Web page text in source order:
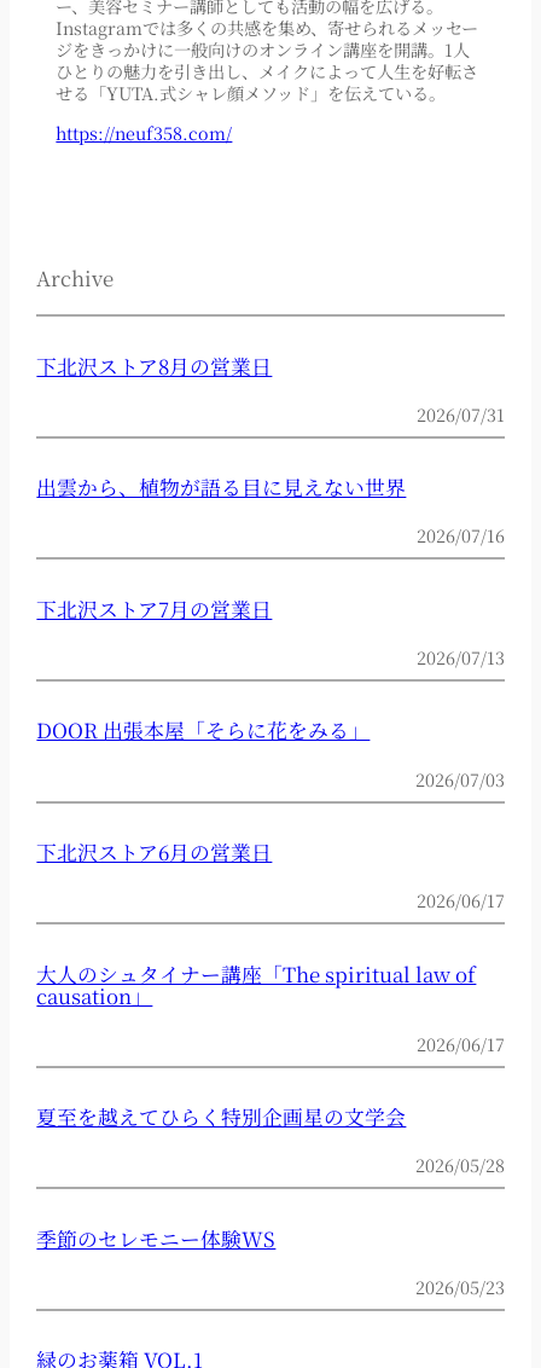
ー、美容セミナー講師としても活動の幅を広げる。
Instagramでは多くの共感を集め、寄せられるメッセー
ジをきっかけに一般向けのオンライン講座を開講。1人
ひとりの魅力を引き出し、メイクによって人生を好転さ
せる「YUTA.式シャレ顔メソッド」を伝えている。
https://neuf358.com/
Archive
下北沢ストア8月の営業日
2026/07/31
出雲から、植物が語る目に見えない世界
2026/07/16
下北沢ストア7月の営業日
2026/07/13
DOOR 出張本屋「そらに花をみる」
2026/07/03
下北沢ストア6月の営業日
2026/06/17
大人のシュタイナー講座「The spiritual law of
causation」
2026/06/17
夏至を越えてひらく特別企画星の文学会
2026/05/28
季節のセレモニー体験WS
2026/05/23
緑のお薬箱 VOL.1